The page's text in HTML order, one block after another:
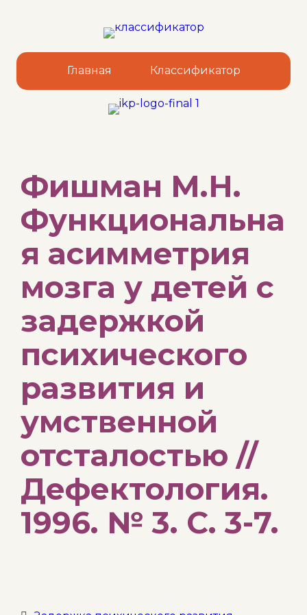
Главная Классификатор
Фишман М.Н.
Функциональна
я асимметрия
мозга у детей с
задержкой
психического
развития и
умственной
отсталостью //
Дефектология.
1996. № 3. С. 3-7.